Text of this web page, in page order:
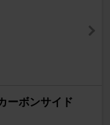
ーボンサイド